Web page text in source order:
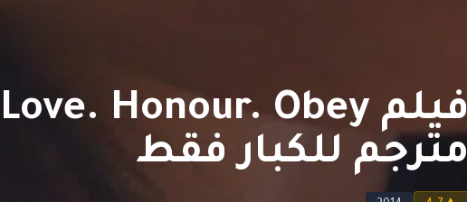
مترجم للكبار فقط